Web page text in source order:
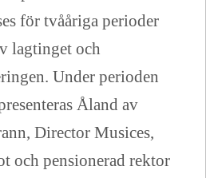
för tvååriga perioder
lagtinget och
Under perioden
Åland av
Director Musices,
och pensionerad rektor